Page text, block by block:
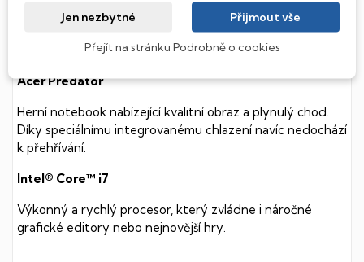
k mechanickému poškození. Díky použití elektronické
soustavy je tento disk mnohemtiššía především nabízí
rychlejšípráci s daty.
Acer Predator
Herní notebook nabízející kvalitní obraz a plynulý chod.
Díky speciálnímu integrovanému chlazení navíc nedochází
k přehřívání.
Intel® Core™ i7
Výkonný a rychlý procesor, který zvládne i náročné
grafické editory nebo nejnovější hry.
Jen nezbytné Přijmout vše
Přejít na stránku Podrobně o cookies